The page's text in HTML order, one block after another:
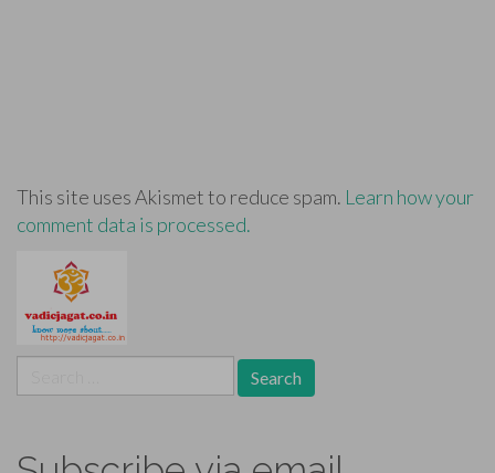
This site uses Akismet to reduce spam. Learn how your
comment data is processed.
for: